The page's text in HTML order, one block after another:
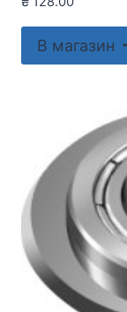
В магазин